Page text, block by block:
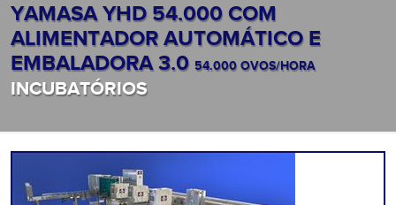
YAMASA YHD 54.000 COM
ALIMENTADOR AUTOMÁTICO E
EMBALADORA 3.0 54.000 OVOS/HORA
INCUBATÓRIOS